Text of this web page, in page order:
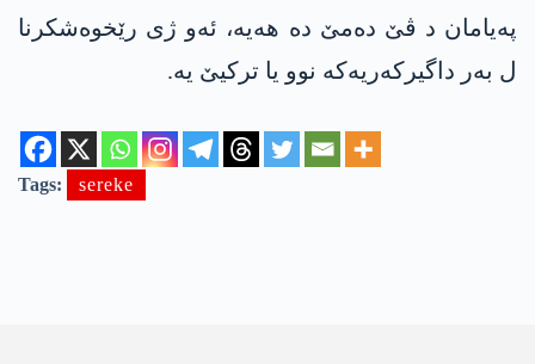
په‌یامان د ڤێ ده‌مێ ده‌ هه‌یه‌، ئه‌و ژی رێخوه‌شكرنا
ل به‌ر داگیركه‌ریه‌كه‌ نوو یا تركیێ یه‌.
Tags: sereke